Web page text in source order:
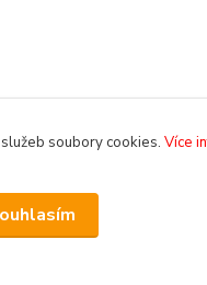
soubory cookies. Více